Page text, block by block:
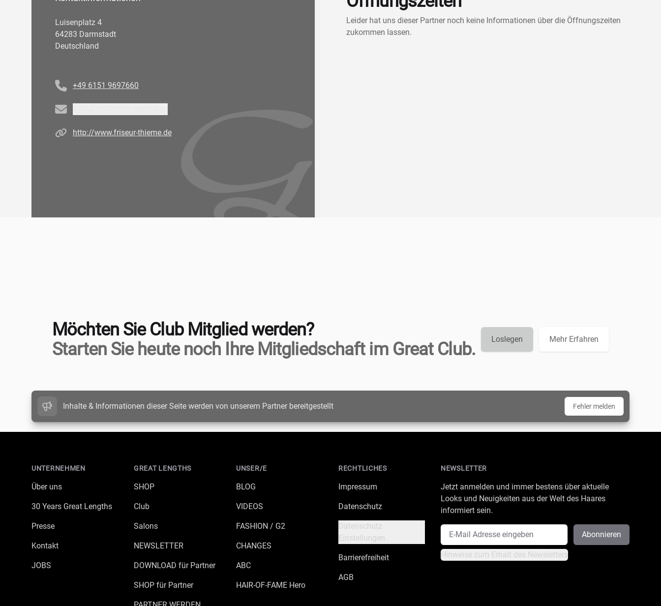
Luisenplatz 4
64283 Darmstadt
Deutschland
+49 6151 9697660
Email
Homepagehttp://www.friseur-thieme.de
Leider hat uns dieser Partner noch keine Informationen über die Öffnungszeiten
zukommen lassen.
Möchten Sie Club Mitglied werden?
Starten Sie heute noch Ihre Mitgliedschaft im Great Club.
Loslegen Mehr Erfahren
Inhalte & Informationen dieser Seite werden von unserem Partner bereitgestellt Fehler melden
UNTERNEHMEN
Über uns
30 Years Great Lengths
Presse
Kontakt
JOBS
GREAT LENGTHS
SHOP
Club
Salons
NEWSLETTER
DOWNLOAD für Partner
SHOP für Partner
UNSER/E
BLOG
VIDEOS
FASHION / G2
CHANGES
ABC
HAIR-OF-FAME Hero
RECHTLICHES
Impressum
Datenschutz
Datenschutz
Einstellungen
Barrierefreiheit
AGB
NEWSLETTER
Jetzt anmelden und immer bestens über aktuelle
Looks und Neuigkeiten aus der Welt des Haares
informiert sein.
E-Mail Adresse
Abonnieren
Hinweise zum Erhalt des Newsletters